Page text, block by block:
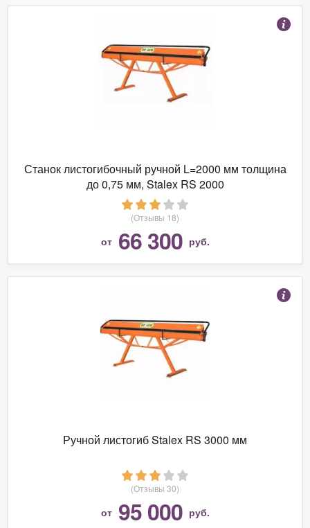
Станок листогибочный ручной L=2000 мм толщина
до 0,75 мм, Stalex RS 2000
(Отзывы 18)
от 66 300 руб.
Ручной листогиб Stalex RS 3000 мм
(Отзывы 30)
от 95 000 руб.